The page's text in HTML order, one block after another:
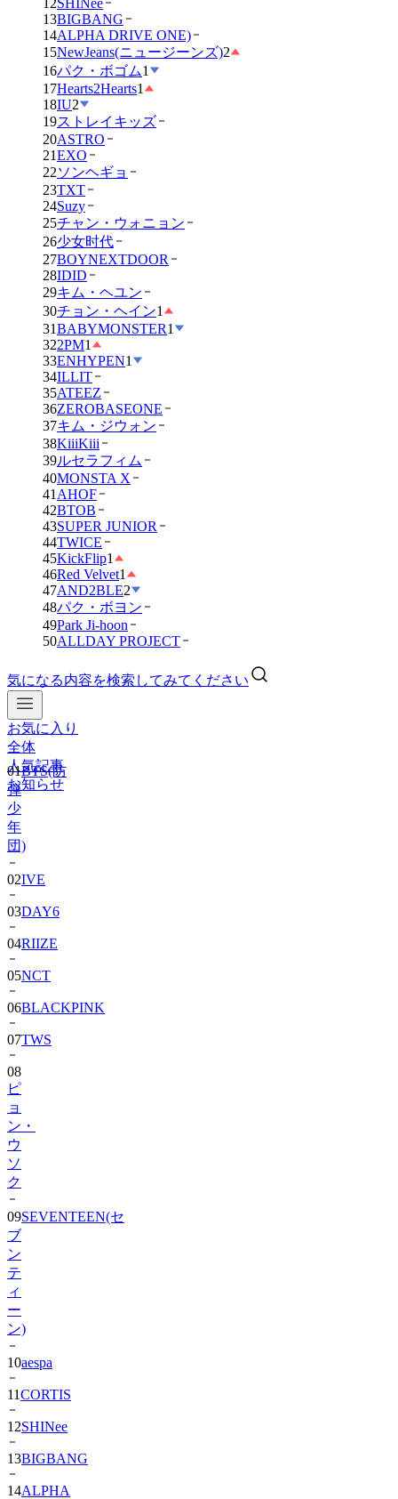
12SHINee
13BIGBANG
14ALPHA DRIVE ONE)
15NewJeans(ニュージーンズ)2
16パク・ボゴム1
17Hearts2Hearts1
18IU2
19ストレイキッズ
20ASTRO
21EXO
22ソンヘギョ
23TXT
24Suzy
25チャン・ウォニョン
26少女时代
27BOYNEXTDOOR
28IDID
29キム・ヘユン
30チョン・ヘイン1
31BABYMONSTER1
322PM1
33ENHYPEN1
34ILLIT
35ATEEZ
36ZEROBASEONE
37キム・ジウォン
38KiiiKiii
39ルセラフィム
40MONSTA X
41 AHOF
42BTOB
43SUPER JUNIOR
44TWICE
45KickFlip1
46Red Velvet1
47AND2BLE2
48パク・ボヨン
49Park Ji-hoon
50ALLDAY PROJECT
気になる内容を検索してみてください
お気に入り
全体
人気記事
お知らせ
01BTS(防
弾
少
年
団)
02IVE
03DAY6
04RIIZE
05NCT
06BLACKPINK
07TWS
08
ピ
ョ
ン・
ウ
ソ
ク
09SEVENTEEN(セ
ブ
ン
テ
ィ
ー
ン)
10aespa
11CORTIS
12SHINee
13BIGBANG
14ALPHA